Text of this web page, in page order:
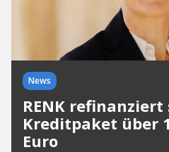
News
RENK
Kreditpaket über
Euro